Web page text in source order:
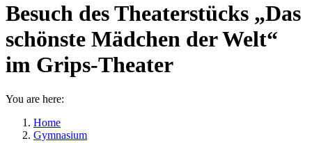
Besuch des Theaterstücks „Das
schönste Mädchen der Welt“
im Grips-Theater
You are here:
Home
Gymnasium